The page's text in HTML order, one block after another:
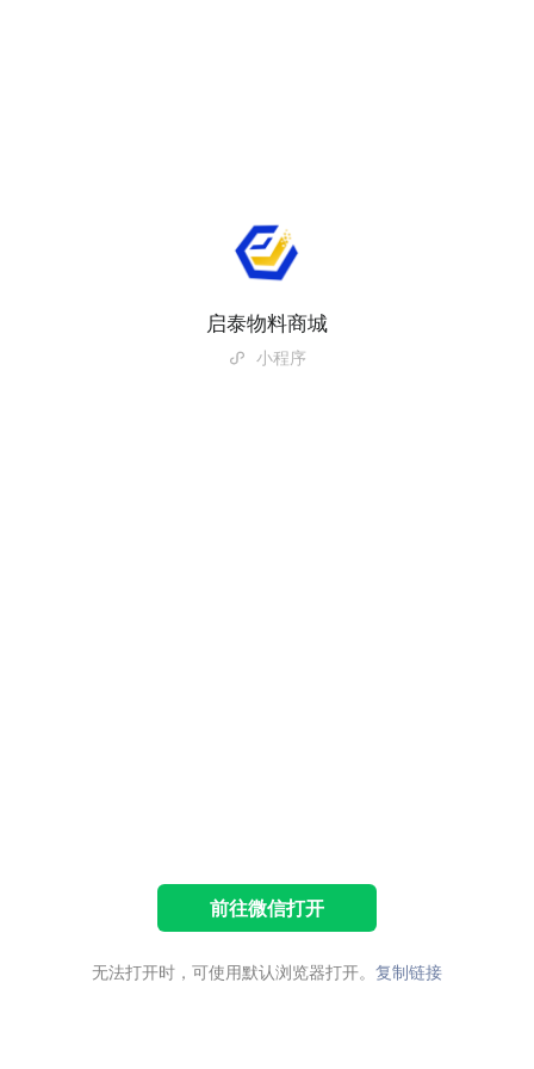
启泰物料商城
小程序
前往微信打开
无法打开时，可使用默认浏览器打开。 复制链接